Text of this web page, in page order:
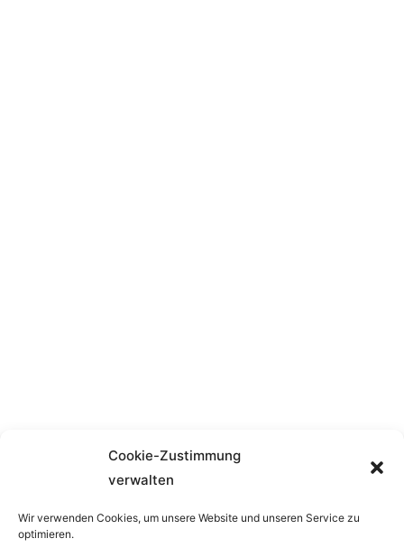
Cookie-Zustimmung
verwalten
Wir verwenden Cookies, um unsere Website und unseren Service zu
optimieren.
←Vorheriger Beitrag Nächster Beitrag